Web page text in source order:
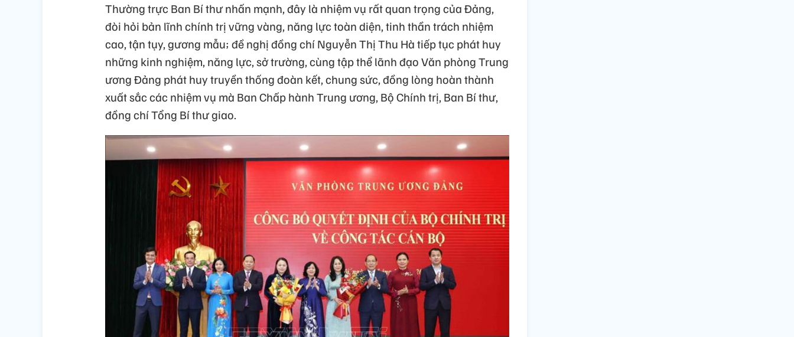
Thường trực Ban Bí thư nhấn mạnh, đây là nhiệm vụ rất quan trọng của Đảng,
đòi hỏi bản lĩnh chính trị vững vàng, năng lực toàn diện, tinh thần trách nhiệm
cao, tận tụy, gương mẫu; đề nghị đồng chí Nguyễn Thị Thu Hà tiếp tục phát huy
những kinh nghiệm, năng lực, sở trường, cùng tập thể lãnh đạo Văn phòng Trung
ương Đảng phát huy truyền thống đoàn kết, chung sức, đồng lòng hoàn thành
xuất sắc các nhiệm vụ mà Ban Chấp hành Trung ương, Bộ Chính trị, Ban Bí thư,
đồng chí Tổng Bí thư giao.